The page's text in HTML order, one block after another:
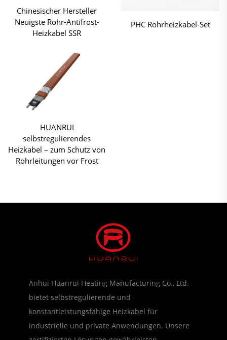
Chinesischer Hersteller
Neuigste Rohr-Antifrost-
Heizkabel SSR
PHC Rohrheizkabel-Set
HUANRUI
selbstregulierendes
Heizkabel – zum Schutz von
Rohrleitungen vor Frost
Anhui Huanrui Heating Manufacturing Co., Ltd.
bietet selbstregulierende und
konstantleistungsfähige Heizkabel für
industrielle und private Anwendungen. Unsere